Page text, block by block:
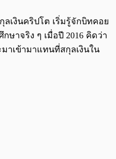
เงินคริปโต เริ่มรู้จักบิทคอย
ษาจริง ๆ เมื่อปี 2016 คิดว่า
าเข้ามาแทนที่สกุลเงินใน